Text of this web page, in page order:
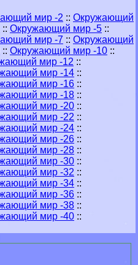
мир -2 :: Окружающий
:: Окружающий мир -5 ::
мир -7 :: Окружающий
:: Окружающий мир -10 ::
мир -12 ::
мир -14 ::
мир -16 ::
мир -18 ::
мир -20 ::
мир -22 ::
мир -24 ::
мир -26 ::
мир -28 ::
мир -30 ::
мир -32 ::
мир -34 ::
мир -36 ::
мир -38 ::
мир -40 ::